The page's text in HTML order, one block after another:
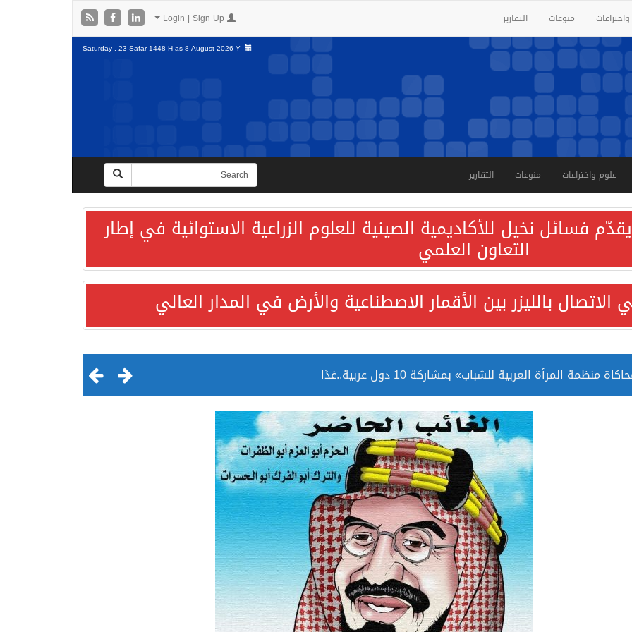
منوعات التقارير
Saturday , 23 Safar 1448 H as8 August 2026 Y
علوم واختراعات منوعات التقارير
فسائل نخيل للأكاديمية الصينية للعلوم الزراعية الاستوائية في إطار
التعاون العلمي
بالليزر بين الأقمار الاصطناعية والأرض في المدار العالي
المرأة العربية للشباب» بمشاركة 10 دول عربية..غدًا
بصورة أكثر إيجابية من الولايات المتحدة
ضمن قائمة التراث العالمي
الحرمين الشريفين توثق أسماء الخلفاء الراشدين وتعود إلى القرن الثالث عشر الهجري